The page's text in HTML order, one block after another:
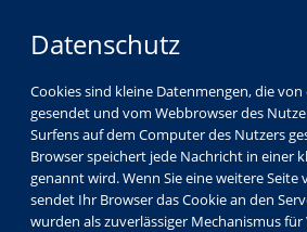
Datenschutz
Cookies sind kleine Datenmengen, die
gesendet und vom Webbrowser des
Surfens auf dem Computer des Nutzers
Browser speichert jede Nachricht in einer
genannt wird. Wenn Sie eine weitere Seite
sendet Ihr Browser das Cookie an den
wurden als zuverlässiger Mechanismus